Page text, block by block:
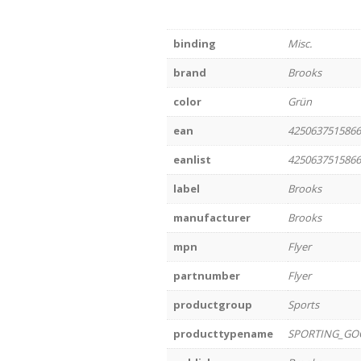
binding
Misc.
brand
Brooks
color
Grün
ean
4250637515866
eanlist
4250637515866
label
Brooks
manufacturer
Brooks
mpn
Flyer
partnumber
Flyer
productgroup
Sports
producttypename